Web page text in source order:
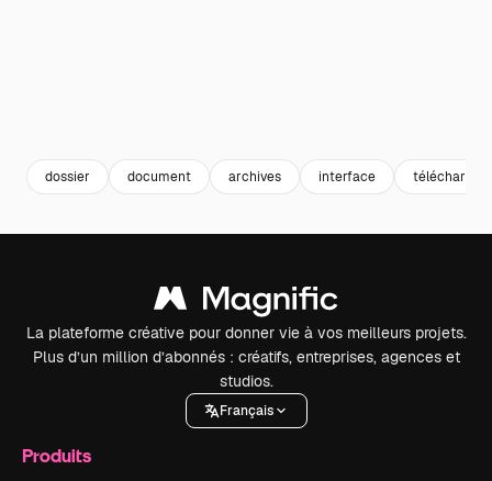
dossier document archives interface télécharger
La plateforme créative pour donner vie à vos meilleurs projets.
Plus d’un million d’abonnés : créatifs, entreprises, agences et
studios.
Français
Produits